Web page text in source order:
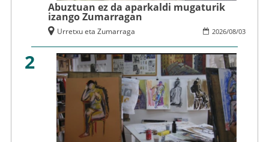
Abuztuan ez da aparkaldi mugaturik
izango Zumarragan
2026/08/03
Urretxu eta Zumarraga
2